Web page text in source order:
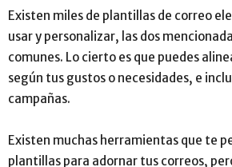
Existen miles de plantillas de correo
usar y personalizar, las dos
comunes. Lo cierto es que puedes
según tus gustos o necesidades, e
campañas.
Existen muchas herramientas que te
plantillas para adornar tus correos,